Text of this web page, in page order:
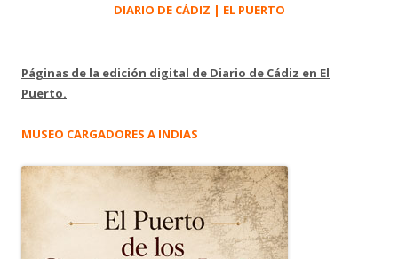
DIARIO DE CÁDIZ | EL PUERTO
Páginas de la edición digital de Diario de Cádiz en El
Puerto.
MUSEO CARGADORES A INDIAS